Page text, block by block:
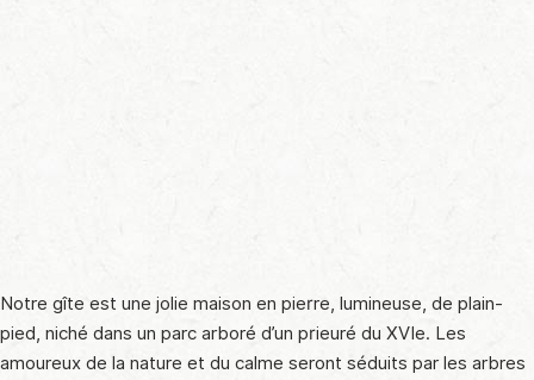
Notre gîte est une jolie maison en pierre, lumineuse, de plain-
pied, niché dans un parc arboré d’un prieuré du XVIe. Les
amoureux de la nature et du calme seront séduits par les arbres